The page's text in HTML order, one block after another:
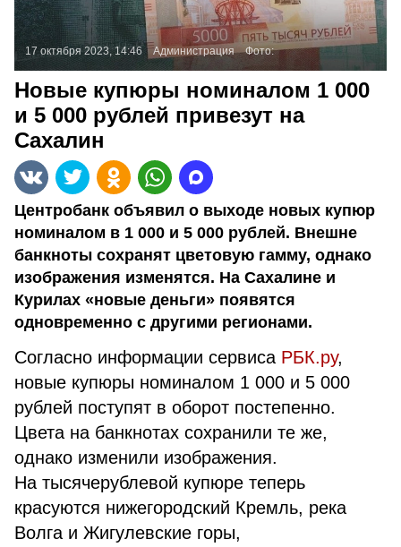
17 октября 2023, 14:46 Администрация Фото:
Новые купюры номиналом 1 000
и 5 000 рублей привезут на
Сахалин
Центробанк объявил о выходе новых купюр
номиналом в 1 000 и 5 000 рублей. Внешне
банкноты сохранят цветовую гамму, однако
изображения изменятся. На Сахалине и
Курилах «новые деньги» появятся
одновременно с другими регионами.
Согласно информации сервиса РБК.ру,
новые купюры номиналом 1 000 и 5 000
рублей поступят в оборот постепенно.
Цвета на банкнотах сохранили те же,
однако изменили изображения.
На тысячерублевой купюре теперь
красуются нижегородский Кремль, река
Волга и Жигулевские горы,